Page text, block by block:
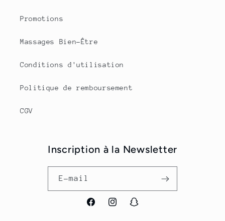
Promotions
Massages Bien-Être
Conditions d'utilisation
Politique de remboursement
CGV
Inscription à la Newsletter
E-mail
FacebookInstagramSnapchat